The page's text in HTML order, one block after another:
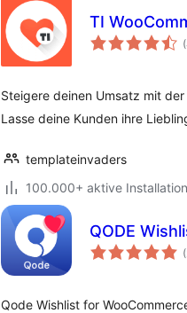
TI
Steigere deinen Umsatz mit
Lasse deine Kunden ihre
templateinvaders
100.000+ aktive
QODE
Qode Wishlist for